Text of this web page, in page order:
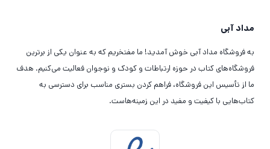
مداد آبی
به فروشگاه مداد آبی خوش آمدید! ما مفتخریم که به عنوان یکی از برترین
فروشگاه‌های کتاب در حوزه ارتباطات و کودک و نوجوان فعالیت می‌کنیم. هدف
ما از تأسیس این فروشگاه، فراهم کردن بستری مناسب برای دسترسی به
کتاب‌هایی با کیفیت و مفید در این زمینه‌هاست.